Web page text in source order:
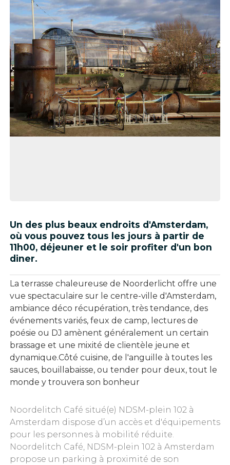
Un des plus beaux endroits d'Amsterdam,
où vous pouvez tous les jours à partir de
11h00, déjeuner et le soir profiter d'un bon
diner.
La terrasse chaleureuse de Noorderlicht offre une
vue spectaculaire sur le centre-ville d'Amsterdam,
ambiance déco récupération, très tendance, des
événements variés, feux de camp, lectures de
poésie ou DJ amènent généralement un certain
brassage et une mixité de clientèle jeune et
dynamique.Côté cuisine, de l'anguille à toutes les
sauces, bouillabaisse, ou tender pour deux, tout le
monde y trouvera son bonheur
Noordelitch Café situé(e) NDSM-plein 102 à
Amsterdam dispose d’un accès et d'équipements
pour les personnes à mobilité réduite.
Noordelitch Café, NDSM-plein 102 à Amsterdam
propose un parking à proximité de son